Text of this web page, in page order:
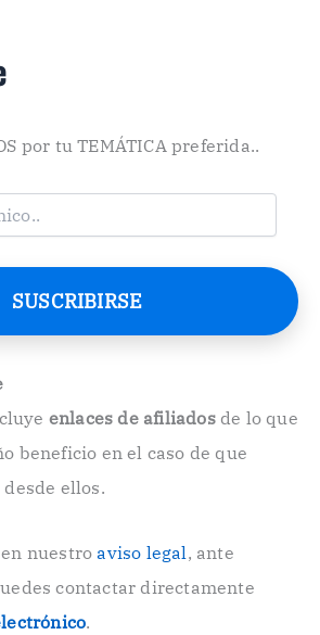
por tu TEMÁTICA preferida..
SUSCRIBIRSE
enlaces de afiliadosde lo que
beneficio en el caso de que
ellos.
nuestroaviso legal, ante
contactar directamente
.